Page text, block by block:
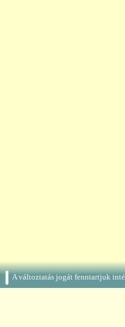
A változtatás jogát fenntartjuk